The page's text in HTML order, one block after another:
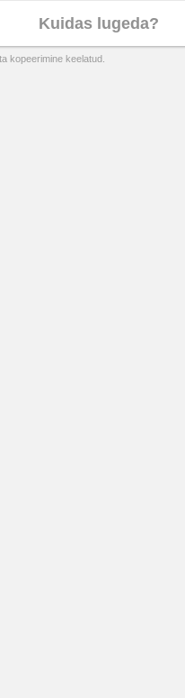
Kuidas lugeda?
kopeerimine keelatud.